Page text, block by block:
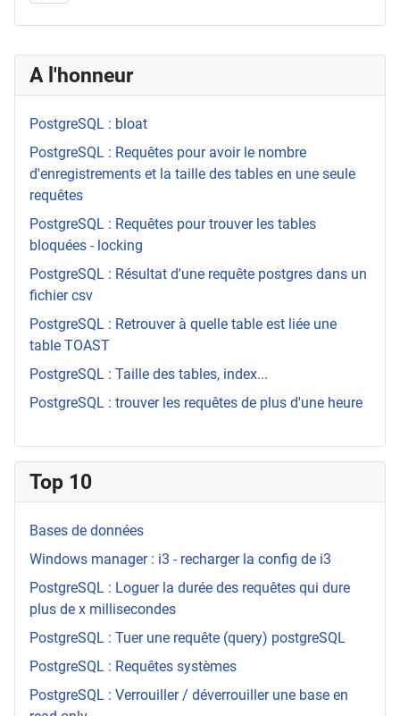
A l'honneur
PostgreSQL : bloat
PostgreSQL : Requêtes pour avoir le nombre
d'enregistrements et la taille des tables en une seule
requêtes
PostgreSQL : Requêtes pour trouver les tables
bloquées - locking
PostgreSQL : Résultat d'une requête postgres dans un
fichier csv
PostgreSQL : Retrouver à quelle table est liée une
table TOAST
PostgreSQL : Taille des tables, index...
PostgreSQL : trouver les requêtes de plus d'une heure
Top 10
Bases de données
Windows manager : i3 - recharger la config de i3
PostgreSQL : Loguer la durée des requêtes qui dure
plus de x millisecondes
PostgreSQL : Tuer une requête (query) postgreSQL
PostgreSQL : Requêtes systèmes
PostgreSQL : Verrouiller / déverrouiller une base en